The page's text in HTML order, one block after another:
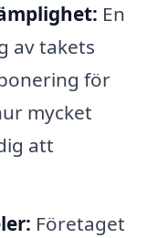
En
av takets
för
mycket
att
Företaget